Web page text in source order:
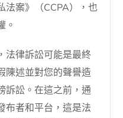
法案》（CCPA），也
。
法律訴訟可能是最終
陳述並對您的聲譽造
訴訟。在這之前，通
布者和平台，這是法